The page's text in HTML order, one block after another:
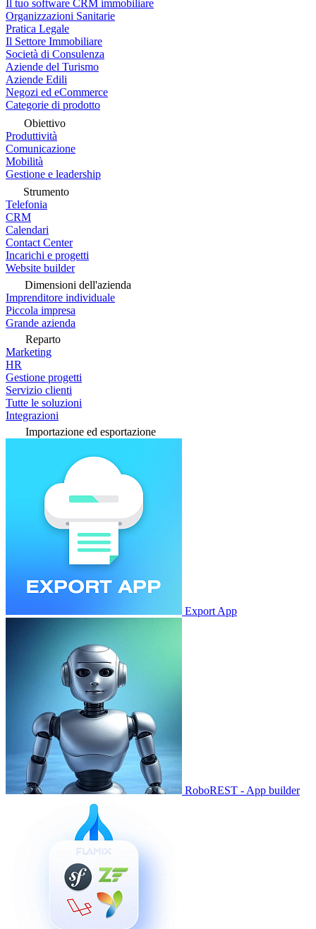
Il tuo software CRM immobiliare
Organizzazioni Sanitarie
Pratica Legale
Il Settore Immobiliare
Società di Consulenza
Aziende del Turismo
Aziende Edili
Negozi ed eCommerce
Categorie di prodotto
Obiettivo
Produttività
Comunicazione
Mobilità
Gestione e leadership
Strumento
Telefonia
CRM
Calendari
Contact Center
Incarichi e progetti
Website builder
Dimensioni dell'azienda
Imprenditore individuale
Piccola impresa
Grande azienda
Reparto
Marketing
HR
Gestione progetti
Servizio clienti
Tutte le soluzioni
Integrazioni
Importazione ed esportazione
Export App
RoboREST - App builder